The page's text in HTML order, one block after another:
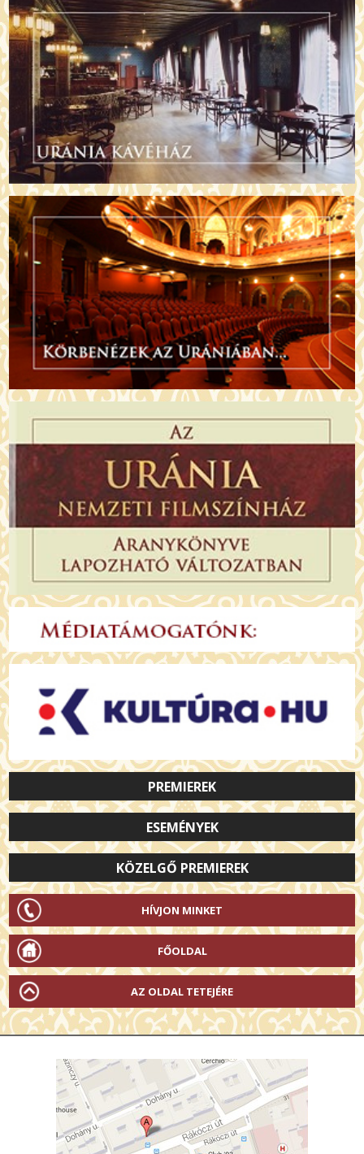
PREMIEREK
ESEMÉNYEK
KÖZELGŐ PREMIEREK
HÍVJON MINKET
FŐOLDAL
AZ OLDAL TETEJÉRE